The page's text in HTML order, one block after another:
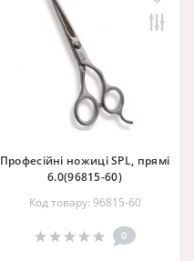
Професійні ножиці SPL, прямі
6.0(96815-60)
Код товару: 96815-60
0